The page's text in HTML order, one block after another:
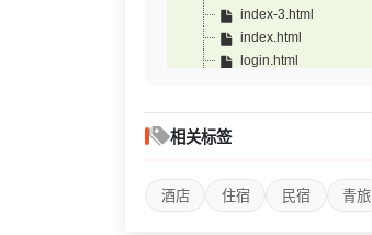
index-3.html
index.html
login.html
room-list.html
相关标签
酒店 住宿 民宿 青旅